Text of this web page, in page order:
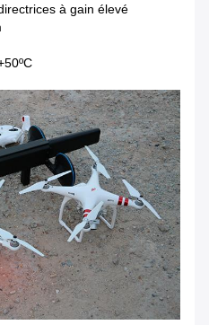
à gain élevé